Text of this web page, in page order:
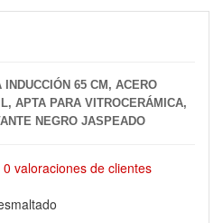
65 CM, ACERO
APTA PARA VITROCERÁMICA,
NEGRO JASPEADO
0 valoraciones de clientes